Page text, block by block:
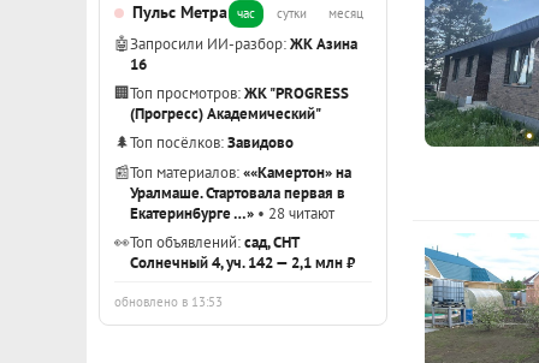
Пульс Метра час сутки месяц
🤖Запросили ИИ-разбор:ЖК Азина
16
🏢Топ просмотров:ЖК "PROGRESS
(Прогресс) Академический"
🌲Топ посёлков:Завидово
📰Топ материалов:««Камертон» на
Уралмаше. Стартовала первая в
Екатеринбурге …» • 28 читают
👀Топ объявлений:сад, СНТ
Солнечный 4, уч. 142 — 2,1 млн ₽
обновлено в 13:53
Выполнена